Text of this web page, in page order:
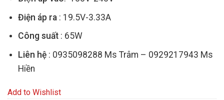
Điện áp ra: 19.5V-3.33A
Công suất: 65W
Liên hệ: 0935098288 Ms Trâm – 0929217943 Ms
Hiền
Add to Wishlist